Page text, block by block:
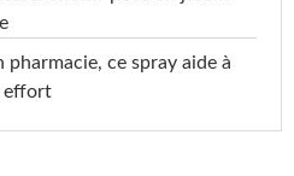
pharmacie, ce spray aide à
effort